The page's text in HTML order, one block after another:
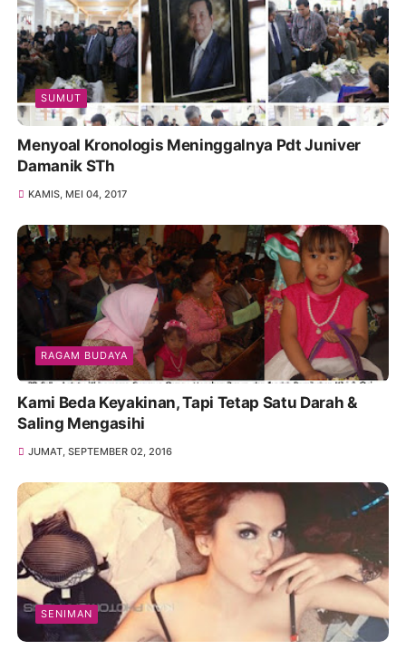
SUMUT
Menyoal Kronologis Meninggalnya Pdt Juniver
Damanik STh
KAMIS, MEI 04, 2017
RAGAM BUDAYA
Kami Beda Keyakinan, Tapi Tetap Satu Darah &
Saling Mengasihi
JUMAT, SEPTEMBER 02, 2016
SENIMAN